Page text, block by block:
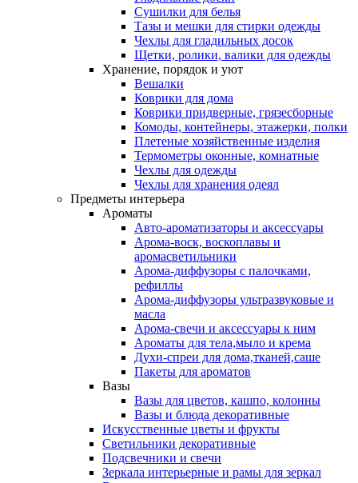
Сушилки для белья
Тазы и мешки для стирки одежды
Чехлы для гладильных досок
Щетки, ролики, валики для одежды
Хранение, порядок и уют
Вешалки
Коврики для дома
Коврики придверные, грязесборные
Комоды, контейнеры, этажерки, полки
Плетеные хозяйственные изделия
Термометры оконные, комнатные
Чехлы для одежды
Чехлы для хранения одеял
Предметы интерьера
Ароматы
Авто-ароматизаторы и аксессуары
Арома-воск, воскоплавы и
аромасветильники
Арома-диффузоры с палочками,
рефиллы
Арома-диффузоры ультразвуковые и
масла
Арома-свечи и аксессуары к ним
Ароматы для тела,мыло и крема
Духи-спреи для дома,тканей,саше
Пакеты для ароматов
Вазы
Вазы для цветов, кашпо, колонны
Вазы и блюда декоративные
Искусственные цветы и фрукты
Светильники декоративные
Подсвечники и свечи
Зеркала интерьерные и рамы для зеркал